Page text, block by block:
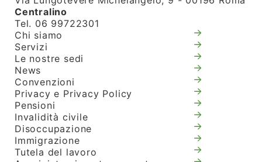
Centralino
Tel. 06 99722301
Chi siamo
Servizi
Le nostre sedi
News
Convenzioni
Privacy e Privacy Policy
Pensioni
Invalidità civile
Disoccupazione
Immigrazione
Tutela del lavoro